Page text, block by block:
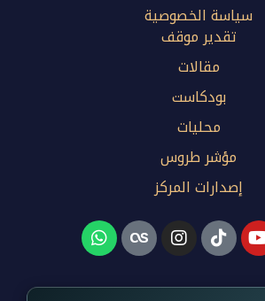
سياسة الخصوصية
تقدير موقف
مقالات
بودكاست
محليات
مؤشر طروس
إصدارات المركز